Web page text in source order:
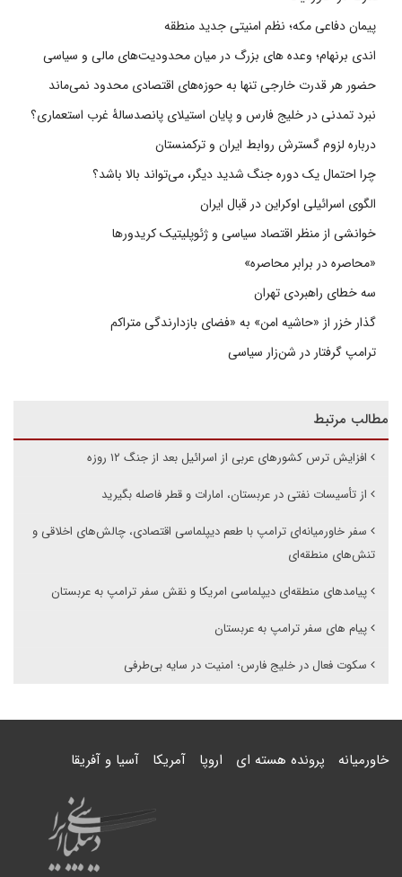
پیمان دفاعی مکه؛ نظم امنیتی جدید منطقه
اندی برنهام؛ وعده های بزرگ در میان محدودیت‌های مالی و سیاسی
حضور هر قدرت خارجی تنها به حوزه‌های اقتصادی محدود نمی‌ماند
نبرد تمدنی در خلیج فارس و پایان استیلای پانصدسالۀ غرب استعماری؟
درباره لزوم گسترش روابط ایران و ترکمنستان
چرا احتمال یک دوره جنگ شدید دیگر، می‌تواند بالا باشد؟
الگوی اسرائیلی اوکراین در قبال ایران
خوانشی از منظر اقتصاد سیاسی و ژئوپلیتیک کریدورها
«محاصره در برابر محاصره»
سه خطای راهبردی تهران
گذار خزر از «حاشیه امن» به «فضای بازدارندگی متراکم
ترامپ گرفتار در شن‌زار سیاسی
مطالب مرتبط
افزایش ترس کشورهای عربی از اسرائیل بعد از جنگ ۱۲ روزه
از تأسیسات نفتی در عربستان، امارات و قطر فاصله بگیرید
سفر خاورمیانه‌ای ترامپ با طعم دیپلماسی اقتصادی، چالش‌های اخلاقی و
تنش‌های منطقه‌ای
پیامدهای منطقه‌ای دیپلماسی امریکا و نقش سفر ترامپ به عربستان
پیام های سفر ترامپ به عربستان
سکوت فعال در خلیج فارس؛ امنیت در سایه بی‌طرفی
خاورمیانه پرونده هسته ای اروپا آمریکا آسیا و آفریقا